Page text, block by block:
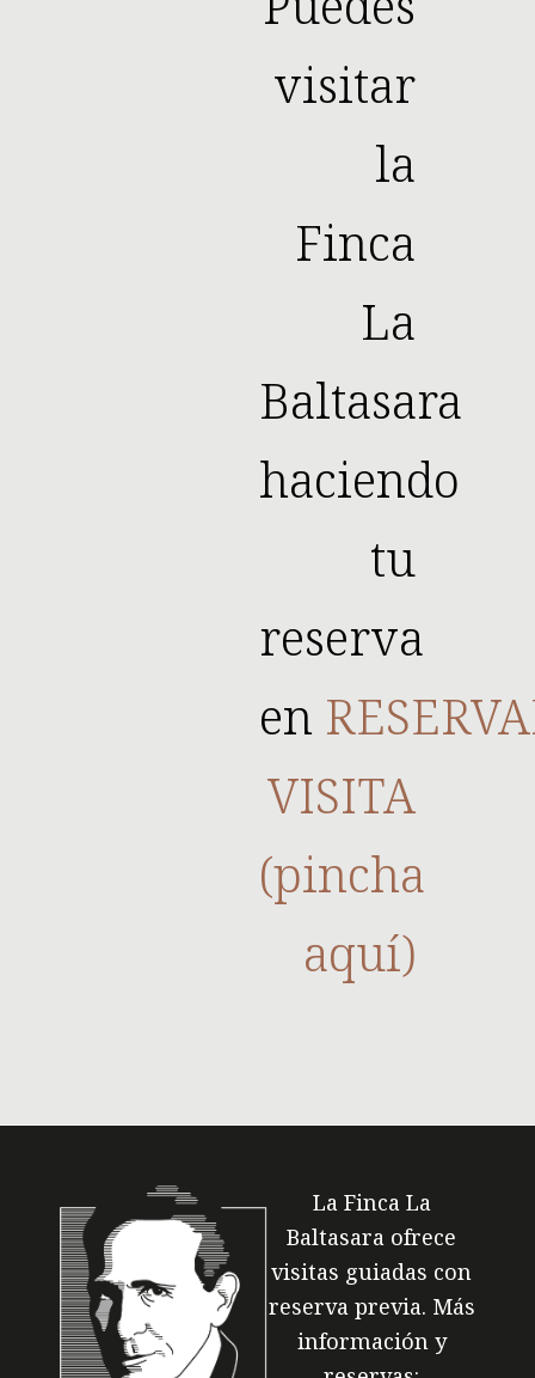
visitar
la
Finca
La
Baltasara
haciendo
tu
reserva
en
VISITA
(pincha
aquí)
La Finca La
Baltasara ofrece
visitas guiadas con
reserva previa. Más
información y